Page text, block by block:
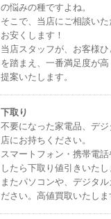
の悩みの種ですよね。
そこで、当店にご相談い
お安くします！
当店スタッフが、お客様
を踏まえ、一番満足度が
提案いたします。
下取り
不要になった家電品、デ
店にお持ちください。
スマートフォン・携帯電
したら下取り値引きいたし
またパソコンや、デジタ
ださい。高値買取いたしま